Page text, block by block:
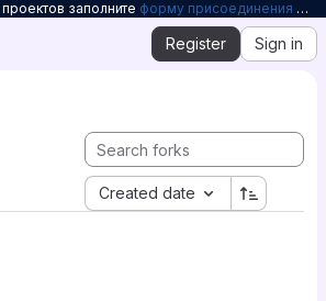
заполните форму присоединения к Openelbrus
Register Sign in
Created date